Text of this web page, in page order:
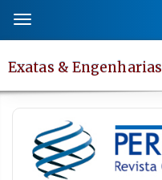
conteúdo
da
Navegação
Principal
Toggle
navigation
Exatas & Engenharias